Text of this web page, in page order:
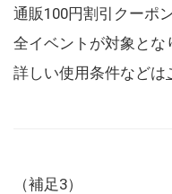
通販100円割引クーポ
全イベントが対象とな
詳しい使用条件などは
（補足3）